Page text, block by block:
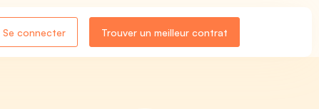
Se connecter Trouver un meilleur contrat